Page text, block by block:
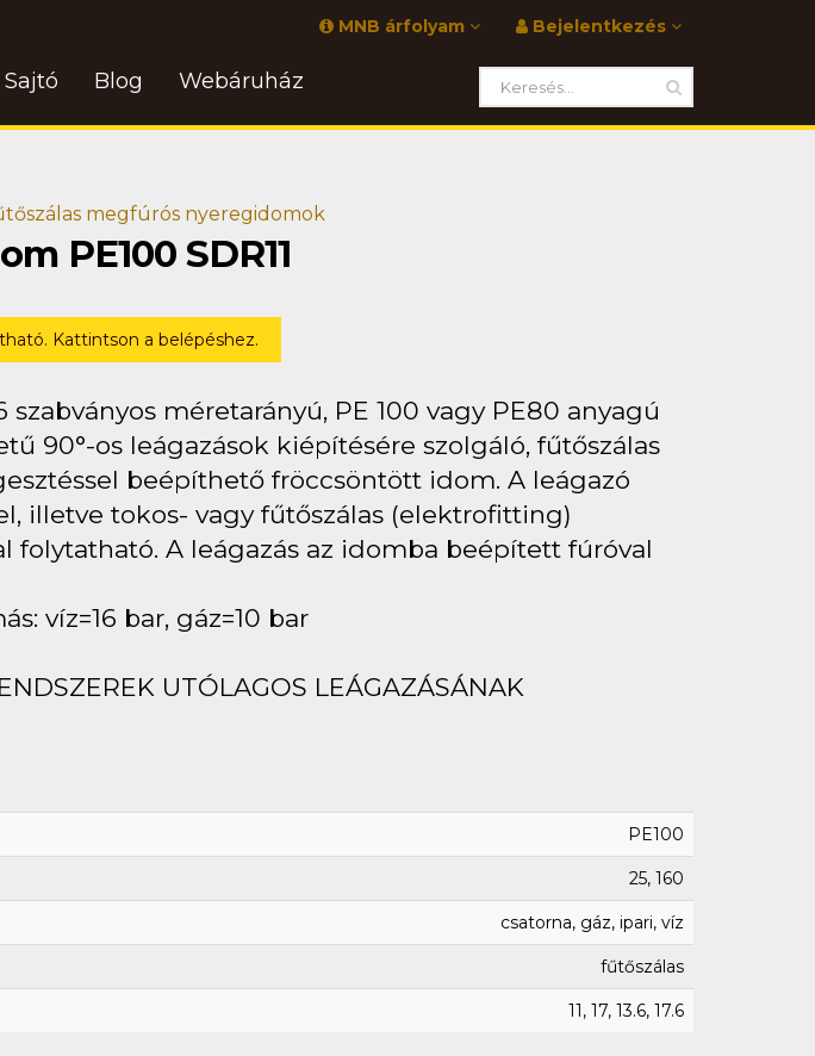
Bejelentkezés
MNB árfolyam
Sajtó Blog Webáruház
megfúrós nyeregidomok
PE100 SDR11
Kattintson a belépéshez.
szabványos méretarányú, PE 100 vagy PE80 anyagú
90°-os leágazások kiépítésére szolgáló, fűtőszálas
beépíthető fröccsöntött idom. A leágazó
illetve tokos- vagy fűtőszálas (elektrofitting)
folytatható. A leágazás az idomba beépített fúróval
víz=16 bar, gáz=10 bar
UTÓLAGOS LEÁGAZÁSÁNAK
PE100
25, 160
csatorna, gáz, ipari, víz
fűtőszálas
11, 17, 13.6, 17.6